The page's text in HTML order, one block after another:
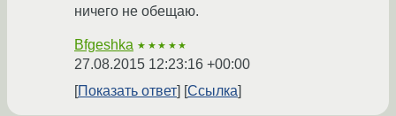
ничего не обещаю.
Bfgeshka ★★★★★
27.08.2015 12:23:16 +00:00
Показать ответ
Ссылка